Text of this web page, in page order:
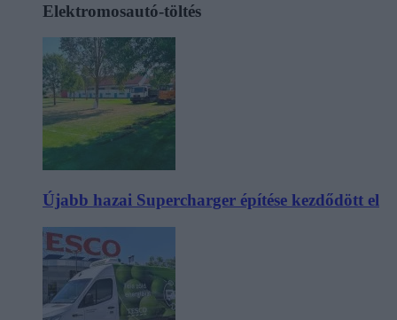
Elektromosautó-töltés
Újabb hazai Supercharger építése kezdődött el